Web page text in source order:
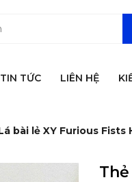
TIN TỨC LIÊN HỆ
bài lẻ XY Furious